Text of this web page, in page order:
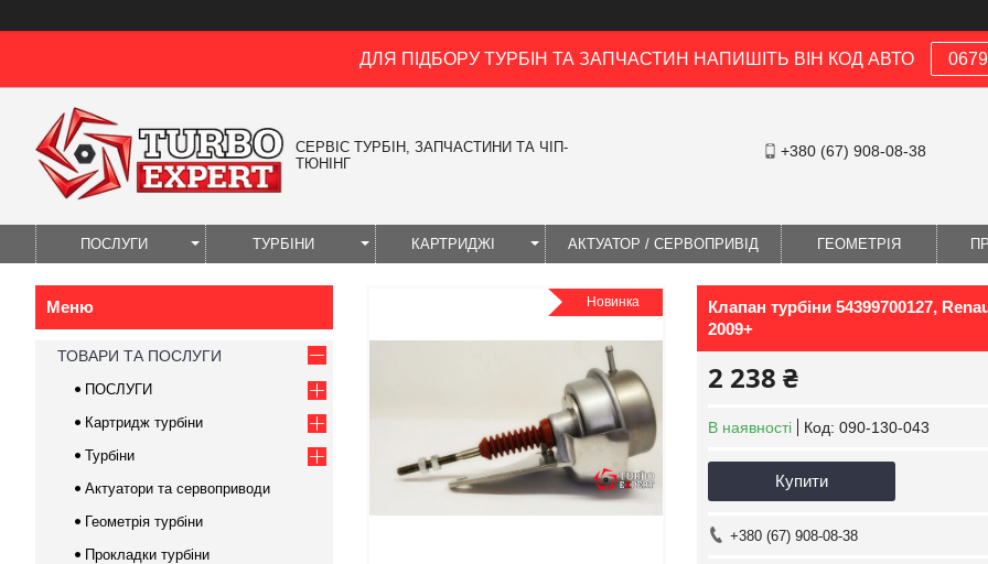
ДЛЯ ПІДБОРУ ТУРБІН ТА ЗАПЧАСТИН НАПИШІТЬ ВІН КОД АВТО
СЕРВІС ТУРБІН, ЗАПЧАСТИНИ ТА ЧІП-
ТЮНІНГ
+380 (67) 908-08-38
ПОСЛУГИ ТУРБІНИ КАРТРИДЖІ АКТУАТОР / СЕРВОПРИВІД ГЕОМЕТРІЯ
Новинка
Клапан турбіни 54399700127,
2009+
2 238 ₴
В наявності Код: 090-130-043
Купити
+380 (67) 908-08-38
ТОВАРИ ТА ПОСЛУГИ
ПОСЛУГИ
Картридж турбіни
Турбіни
Актуатори та сервоприводи
Геометрія турбіни
Прокладки турбіни